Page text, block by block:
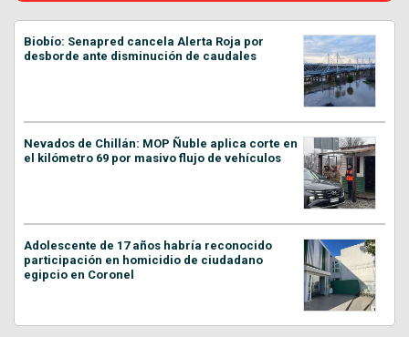
Biobío: Senapred cancela Alerta Roja por
desborde ante disminución de caudales
Nevados de Chillán: MOP Ñuble aplica corte en
el kilómetro 69 por masivo flujo de vehículos
Adolescente de 17 años habría reconocido
participación en homicidio de ciudadano
egipcio en Coronel